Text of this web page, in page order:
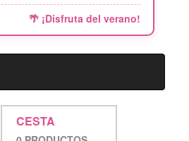
🌴 ¡Disfruta del verano!
CESTA